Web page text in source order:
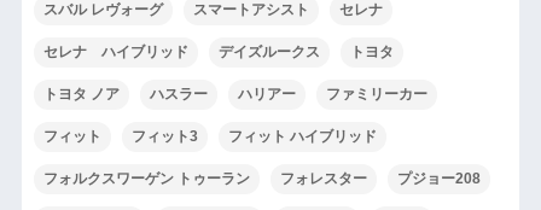
スバル レヴォーグ スマートアシスト セレナ
セレナ ハイブリッド デイズルークス トヨタ
トヨタ ノア ハスラー ハリアー ファミリーカー
フィット フィット3 フィット ハイブリッド
フォルクスワーゲン トゥーラン フォレスター プジョー208